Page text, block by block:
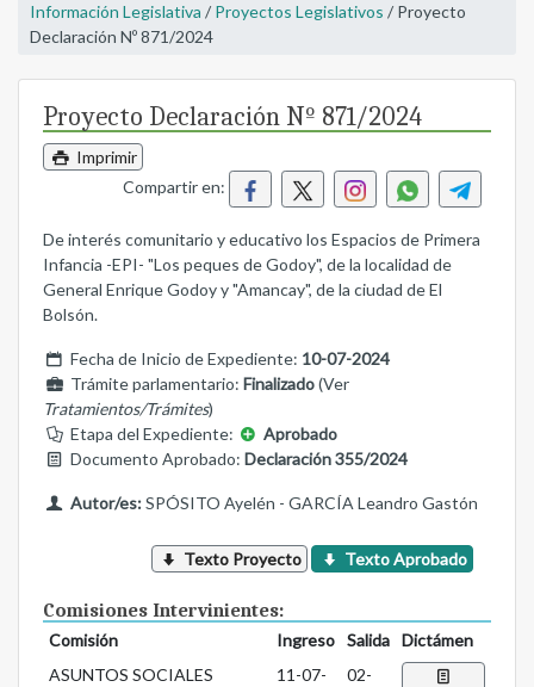
Información Legislativa / Proyectos Legislativos / Proyecto
Declaración Nº 871/2024
Proyecto Declaración Nº 871/2024
Imprimir
Compartir en:
De interés comunitario y educativo los Espacios de Primera
Infancia -EPI- "Los peques de Godoy", de la localidad de
General Enrique Godoy y "Amancay", de la ciudad de El
Bolsón.
Fecha de Inicio de Expediente: 10-07-2024
Trámite parlamentario: Finalizado(Ver
Tratamientos/Trámites)
Etapa del Expediente:
Aprobado
Documento Aprobado: Declaración 355/2024
Autor/es:SPÓSITO Ayelén - GARCÍA Leandro Gastón
Texto Proyecto Texto Aprobado
Comisiones Intervinientes:
Comisión Ingreso Salida
Dictámen
ASUNTOS SOCIALES
11-07-
02-